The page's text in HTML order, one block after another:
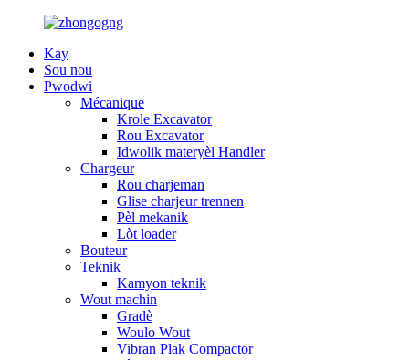
Kay
Sou nou
Pwodwi
Mécanique
Krole Excavator
Rou Excavator
Idwolik materyèl Handler
Chargeur
Rou charjeman
Glise charjeur trennen
Pèl mekanik
Lòt loader
Bouteur
Teknik
Kamyon teknik
Wout machin
Gradè
Woulo Wout
Vibran Plak Compactor